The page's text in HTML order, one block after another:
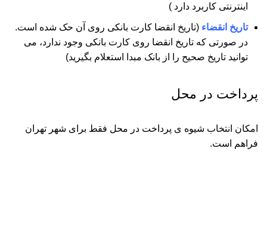
اینترنتی کاربرد دارد )
تاریخ انقضاء (تاریخ انقضا کارت‌ بانکی روی آن حک شده است.
در صورتی که تاریخ انقضا روی کارت بانکی وجود ندارد، می
توانید تاریخ صحیح را از بانک مبدا استعلام بگیرید)
پرداخت در محل
امکان انتخاب شیوه ی پرداخت در محل فقط برای شهر تهران
فراهم است.